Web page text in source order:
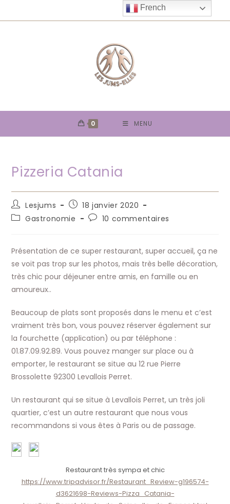
to
0 MENU
Pizzeria Catania
Auteur/autrice
de
la
Lesjums
Publication
publiée :
18 janvier 2020
PostGastronomie
Commentaires
publication :
10 commentaires
Présentation de ce super restaurant, super accueil, ça ne
se voit pas trop sur les photos, mais très belle décoration,
très chic pour déjeuner entre amis, en famille ou en
amoureux..
Beaucoup de plats sont proposés dans le menu et c’est
vraiment très bon, vous pouvez réserver également sur
la fourchette (application) ou par téléphone :
01.87.09.92.89. Vous pouvez manger sur place ou à
emporter, le restaurant se situe au 12 rue Pierre
Brossolette 92300 Levallois Perret.
Un restaurant qui se situe à Levallois Perret, un très joli
quartier, c’est un autre restaurant que nous vous
recommandons si vous êtes à Paris ou de passage.
Restaurant très sympa et chic
https://www.tripadvisor.fr/Restaurant_Review-g196574-
d3621698-Reviews-Pizza_Catania-
French